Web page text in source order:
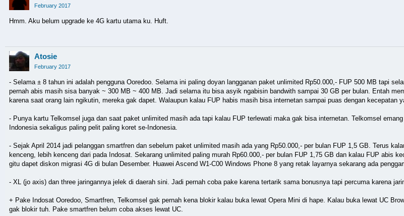
February 2017
Hmm. Aku belum upgrade ke 4G kartu utama ku. Huft.
Atosie
February 2017
- Selama ± 8 tahun ini adalah pengguna Ooredoo. Selama ini paling doyan langganan paket unlimited Rp50.000,- FUP 500 MB tapi
pernah abis masih sisa banyak ~ 300 MB ~ 400 MB. Jadi selama itu bisa asyik ngabisin bandwith sampai 30 GB per bulan. Entah
karena saat orang lain ngikutin, mereka gak dapet. Walaupun kalau FUP habis masih bisa internetan sampai puas dengan kecepatan
- Punya kartu Telkomsel juga dan saat paket unlimited masih ada tapi kalau FUP terlewati maka gak bisa internetan. Telkomsel
Indonesia sekaligus paling pelit paling koret se-Indonesia.
- Sejak April 2014 jadi pelanggan smartfren dan sebelum paket unlimited masih ada yang Rp50.000,- per bulan FUP 1,5 GB. Terus
kenceng, lebih kenceng dari pada Indosat. Sekarang unlimited paling murah Rp60.000,- per bulan FUP 1,75 GB dan kalau FUP abis
gitu dapet diskon migrasi 4G di bulan Desember. Huawei Ascend W1-C00 Windows Phone 8 yang retak layarnya sekarang ada
- XL (jo axis) dan three jaringannya jelek di daerah sini. Jadi pernah coba pake karena tertarik sama bonusnya tapi percuma karena
+ Pake Indosat Ooredoo, Smartfren, Telkomsel gak pernah kena blokir kalau buka lewat Opera Mini di hape. Kalau buka lewat UC
gak blokir tuh. Pake smartfren belum coba akses lewat UC.